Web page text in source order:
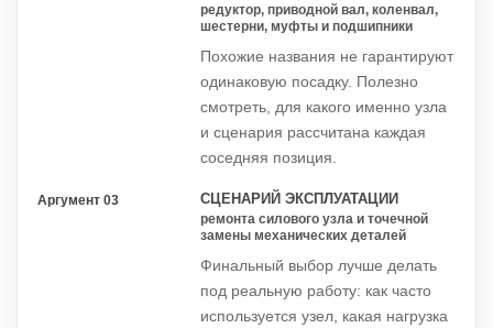
редуктор, приводной вал, коленвал,
шестерни, муфты и подшипники
Похожие названия не гарантируют
одинаковую посадку. Полезно
смотреть, для какого именно узла
и сценария рассчитана каждая
соседняя позиция.
Аргумент 03 СЦЕНАРИЙ ЭКСПЛУАТАЦИИ
ремонта силового узла и точечной
замены механических деталей
Финальный выбор лучше делать
под реальную работу: как часто
используется узел, какая нагрузка